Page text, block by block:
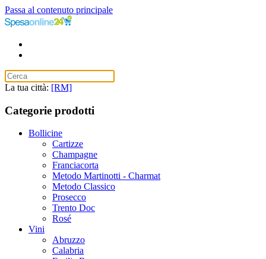
Passa al contenuto principale
La tua città: [RM]
Categorie prodotti
Bollicine
Cartizze
Champagne
Franciacorta
Metodo Martinotti - Charmat
Metodo Classico
Prosecco
Trento Doc
Rosé
Vini
Abruzzo
Calabria